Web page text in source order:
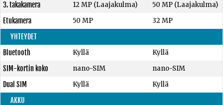
3. takakamera
12 MP (Laajakulma)
50 MP (Laajakulma)
Etukamera
50 MP
32 MP
YHTEYDET
Bluetooth
Kyllä
Kyllä
SIM-kortin koko
nano-SIM
nano-SIM
Dual SIM
Kyllä
Kyllä
AKKU